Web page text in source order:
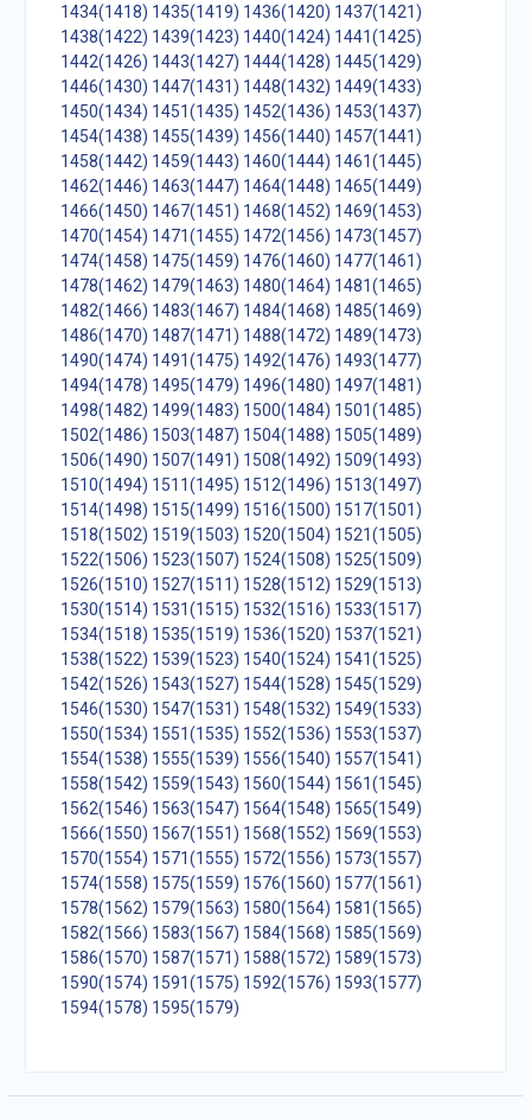
1434(1418) 1435(1419) 1436(1420) 1437(1421)
1438(1422) 1439(1423) 1440(1424) 1441(1425)
1442(1426) 1443(1427) 1444(1428) 1445(1429)
1446(1430) 1447(1431) 1448(1432) 1449(1433)
1450(1434) 1451(1435) 1452(1436) 1453(1437)
1454(1438) 1455(1439) 1456(1440) 1457(1441)
1458(1442) 1459(1443) 1460(1444) 1461(1445)
1462(1446) 1463(1447) 1464(1448) 1465(1449)
1466(1450) 1467(1451) 1468(1452) 1469(1453)
1470(1454) 1471(1455) 1472(1456) 1473(1457)
1474(1458) 1475(1459) 1476(1460) 1477(1461)
1478(1462) 1479(1463) 1480(1464) 1481(1465)
1482(1466) 1483(1467) 1484(1468) 1485(1469)
1486(1470) 1487(1471) 1488(1472) 1489(1473)
1490(1474) 1491(1475) 1492(1476) 1493(1477)
1494(1478) 1495(1479) 1496(1480) 1497(1481)
1498(1482) 1499(1483) 1500(1484) 1501(1485)
1502(1486) 1503(1487) 1504(1488) 1505(1489)
1506(1490) 1507(1491) 1508(1492) 1509(1493)
1510(1494) 1511(1495) 1512(1496) 1513(1497)
1514(1498) 1515(1499) 1516(1500) 1517(1501)
1518(1502) 1519(1503) 1520(1504) 1521(1505)
1522(1506) 1523(1507) 1524(1508) 1525(1509)
1526(1510) 1527(1511) 1528(1512) 1529(1513)
1530(1514) 1531(1515) 1532(1516) 1533(1517)
1534(1518) 1535(1519) 1536(1520) 1537(1521)
1538(1522) 1539(1523) 1540(1524) 1541(1525)
1542(1526) 1543(1527) 1544(1528) 1545(1529)
1546(1530) 1547(1531) 1548(1532) 1549(1533)
1550(1534) 1551(1535) 1552(1536) 1553(1537)
1554(1538) 1555(1539) 1556(1540) 1557(1541)
1558(1542) 1559(1543) 1560(1544) 1561(1545)
1562(1546) 1563(1547) 1564(1548) 1565(1549)
1566(1550) 1567(1551) 1568(1552) 1569(1553)
1570(1554) 1571(1555) 1572(1556) 1573(1557)
1574(1558) 1575(1559) 1576(1560) 1577(1561)
1578(1562) 1579(1563) 1580(1564) 1581(1565)
1582(1566) 1583(1567) 1584(1568) 1585(1569)
1586(1570) 1587(1571) 1588(1572) 1589(1573)
1590(1574) 1591(1575) 1592(1576) 1593(1577)
1594(1578) 1595(1579)